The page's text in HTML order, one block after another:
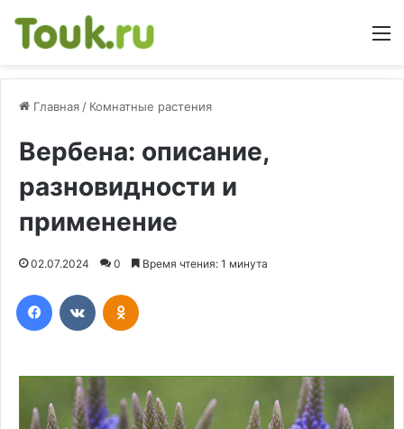
Главная / Комнатные растения
Вербена: описание,
разновидности и
применение
02.07.2024 0 Время чтения: 1 минута